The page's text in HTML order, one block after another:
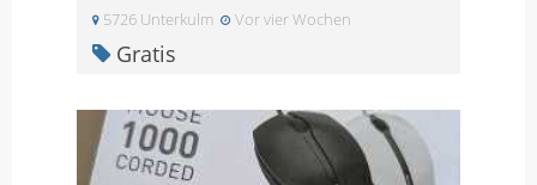
5726 Unterkulm Vor vier Wochen
Gratis